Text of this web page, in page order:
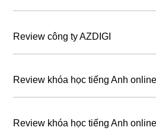
Review công ty AZDIGI
Review khóa học tiếng Anh
Review khóa học tiếng Anh